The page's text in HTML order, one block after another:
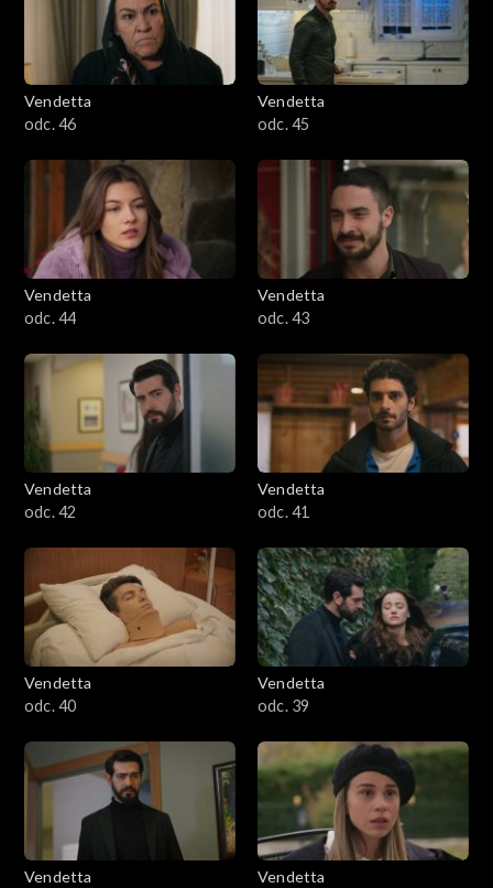
Vendetta
odc. 46
Vendetta
odc. 45
Vendetta
odc. 44
Vendetta
odc. 43
Vendetta
odc. 42
Vendetta
odc. 41
Vendetta
odc. 40
Vendetta
odc. 39
Vendetta
Vendetta